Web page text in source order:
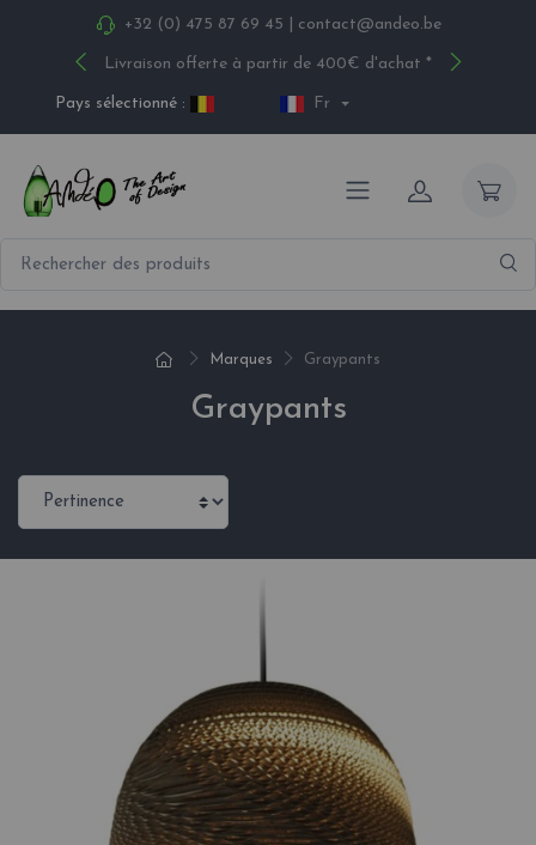
+32 (0) 475 87 69 45 contact@andeo.be
Livraison offerte à partir de 400€ d'achat *
Pays sélectionné : Fr
Marques Graypants
Graypants